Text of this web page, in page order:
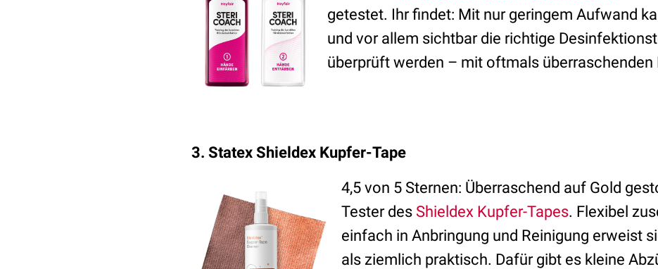
getestet. Ihr findet: Mit nur geringem Aufwand
und vor allem sichtbar die richtige
überprüft werden – mit oftmals überraschenden
3. Statex Shieldex Kupfer-Tape
4,5 von 5 Sternen: Überraschend auf Gold
Tester des Shieldex Kupfer-Tapes. Flexibel
einfach in Anbringung und Reinigung erweist
als ziemlich praktisch. Dafür gibt es kleine